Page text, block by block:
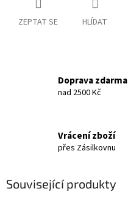
ZEPTAT SE HLÍDAT
Doprava zdarma
nad 2500 Kč
Vrácení zboží
přes Zásilkovnu
Související produkty